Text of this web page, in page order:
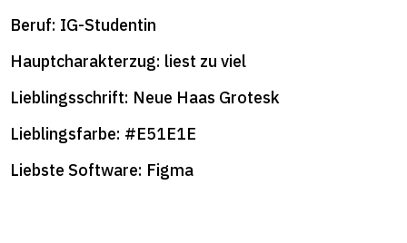
Beruf: IG-Studentin
Hauptcharakterzug: liest zu viel
Lieblingsschrift: Neue Haas Grotesk
Lieblingsfarbe: #E51E1E
Liebste Software: Figma